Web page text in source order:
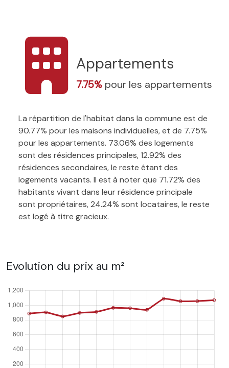
Appartements
7.75% pour les appartements
La répartition de l'habitat dans la commune est de
90.77% pour les maisons individuelles, et de 7.75%
pour les appartements. 73.06% des logements
sont des résidences principales, 12.92% des
résidences secondaires, le reste étant des
logements vacants. Il est à noter que 71.72% des
habitants vivant dans leur résidence principale
sont propriétaires, 24.24% sont locataires, le reste
est logé à titre gracieux.
Evolution du prix au m²